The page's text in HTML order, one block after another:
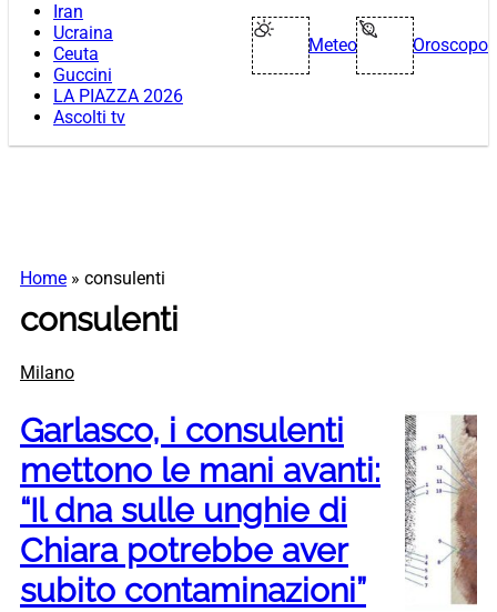
Iran
Ucraina
Ceuta
Guccini
LA PIAZZA 2026
Ascolti tv
Meteo Oroscopo
Home » consulenti
consulenti
Milano
Garlasco, i consulenti
mettono le mani avanti:
“Il dna sulle unghie di
Chiara potrebbe aver
subito contaminazioni”